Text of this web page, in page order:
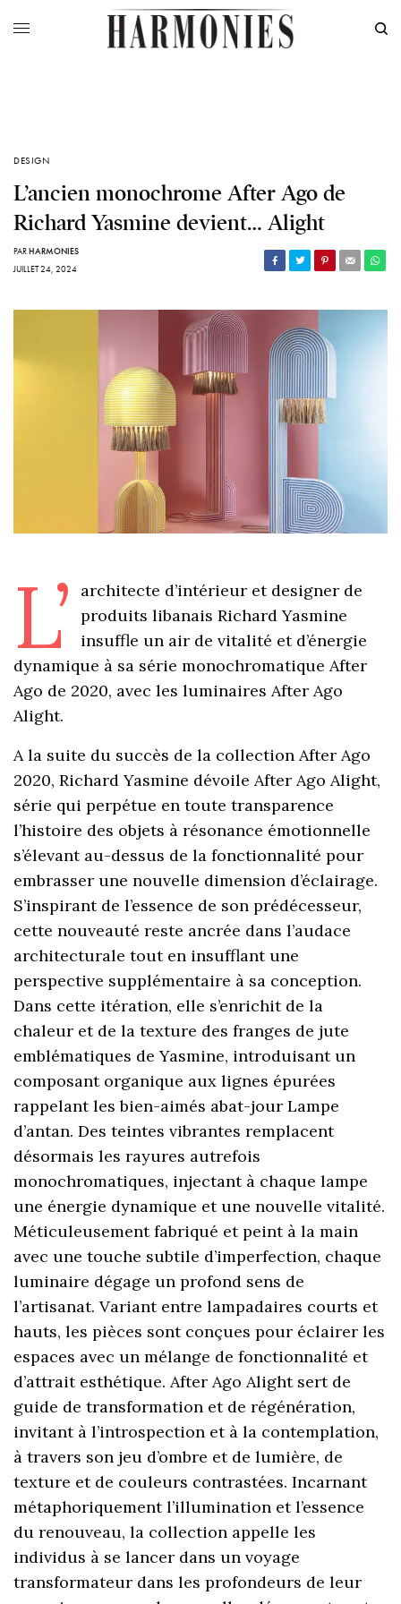
DESIGN
L’ancien monochrome After Ago de
Richard Yasmine devient… Alight
PARHARMONIES
JUILLET 24, 2024
L’
architecte d’intérieur et designer de
produits libanais Richard Yasmine
insuffle un air de vitalité et d’énergie
dynamique à sa série monochromatique After
Ago de 2020, avec les luminaires After Ago
Alight.
A la suite du succès de la collection After Ago
2020, Richard Yasmine dévoile After Ago Alight,
série qui perpétue en toute transparence
l’histoire des objets à résonance émotionnelle
s’élevant au-dessus de la fonctionnalité pour
embrasser une nouvelle dimension d’éclairage.
S’inspirant de l’essence de son prédécesseur,
cette nouveauté reste ancrée dans l’audace
architecturale tout en insufflant une
perspective supplémentaire à sa conception.
Dans cette itération, elle s’enrichit de la
chaleur et de la texture des franges de jute
emblématiques de Yasmine, introduisant un
composant organique aux lignes épurées
rappelant les bien-aimés abat-jour Lampe
d’antan. Des teintes vibrantes remplacent
désormais les rayures autrefois
monochromatiques, injectant à chaque lampe
une énergie dynamique et une nouvelle vitalité.
Méticuleusement fabriqué et peint à la main
avec une touche subtile d’imperfection, chaque
luminaire dégage un profond sens de
l’artisanat. Variant entre lampadaires courts et
hauts, les pièces sont conçues pour éclairer les
espaces avec un mélange de fonctionnalité et
d’attrait esthétique. After Ago Alight sert de
guide de transformation et de régénération,
invitant à l’introspection et à la contemplation,
à travers son jeu d’ombre et de lumière, de
texture et de couleurs contrastées. Incarnant
métaphoriquement l’illumination et l’essence
du renouveau, la collection appelle les
individus à se lancer dans un voyage
transformateur dans les profondeurs de leur